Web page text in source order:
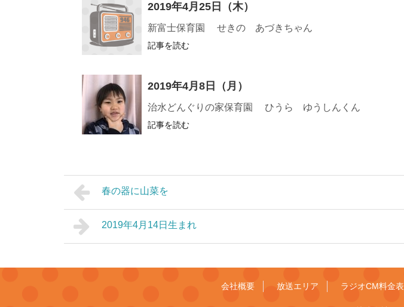
2019年4月25日（木）
新富士保育園 せきの あづきちゃん
記事を読む
2019年4月8日（月）
治水どんぐりの家保育園 ひうら ゆうしんくん
記事を読む
春の器に山菜を
2019年4月14日生まれ
会社概要 放送エリア ラジオCM料金表